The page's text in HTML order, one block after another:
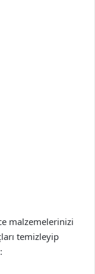
malzemelerinizi
temizleyip